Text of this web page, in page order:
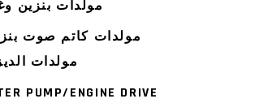
مولدات بنزين
مولدات كاتم صوت
مولدات
PUMP/ENGINE DRIVE